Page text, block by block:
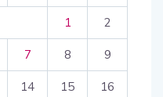
1 2
7 8 9
14 15 16